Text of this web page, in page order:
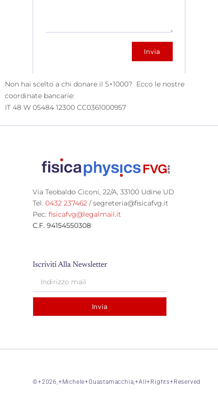
Invia
Non hai scelto a chi donare il 5×1000? Ecco le nostre
coordinate bancarie:
IT 48 W 05484 12300 CC0361000957
Via Teobaldo Ciconi, 22/A, 33100 Udine UD
Tel.0432 237462 / segreteria@fisicafvg.it
Pec:fisicafvg@legalmail.it
C.F. 94154550308
Iscriviti Alla Newsletter
Invia
©+2026,+Michele+Guastamacchia,+All+Rights+Reserved